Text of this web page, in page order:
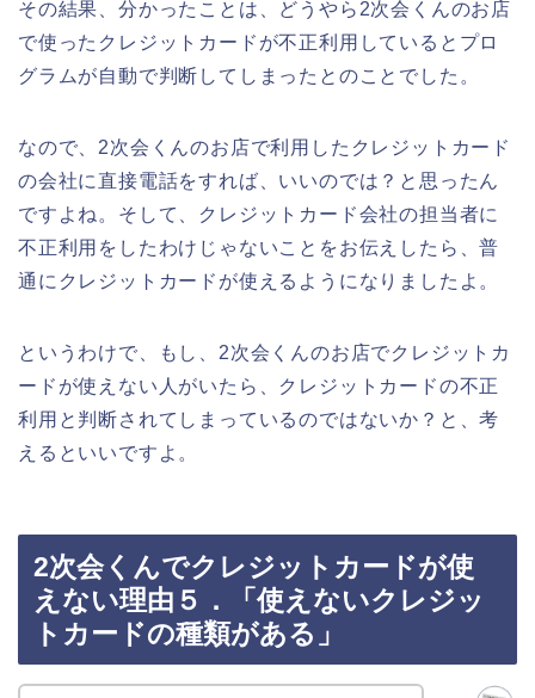
その結果、分かったことは、どうやら2次会くんのお店
で使ったクレジットカードが不正利用しているとプロ
グラムが自動で判断してしまったとのことでした。
なので、2次会くんのお店で利用したクレジットカード
の会社に直接電話をすれば、いいのでは？と思ったん
ですよね。そして、クレジットカード会社の担当者に
不正利用をしたわけじゃないことをお伝えしたら、普
通にクレジットカードが使えるようになりましたよ。
というわけで、もし、2次会くんのお店でクレジットカ
ードが使えない人がいたら、クレジットカードの不正
利用と判断されてしまっているのではないか？と、考
えるといいですよ。
2次会くんでクレジットカードが使
えない理由５．「使えないクレジッ
トカードの種類がある」